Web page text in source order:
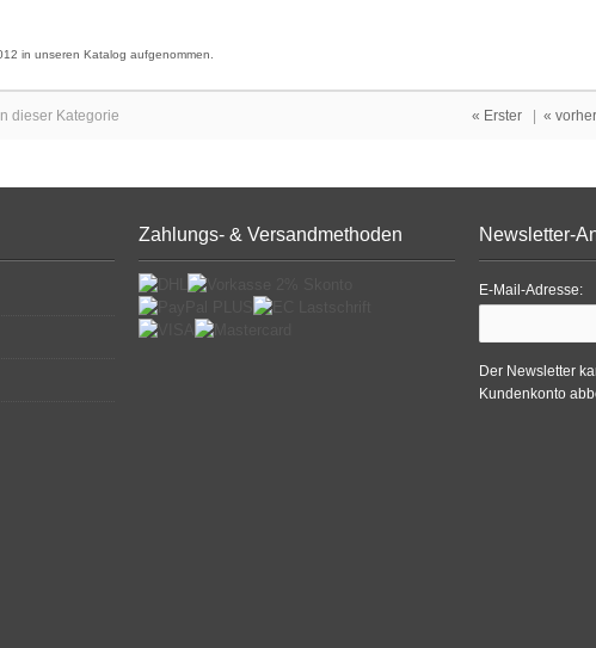
in unseren Katalog aufgenommen.
dieser Kategorie « Erster «
Zahlungs- & Versandmethoden Newsletter-
E-Mail-Adresse:
Der Newsletter
Kundenkonto